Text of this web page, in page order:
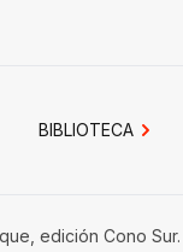
BIBLIOTECA
edición Cono Sur.